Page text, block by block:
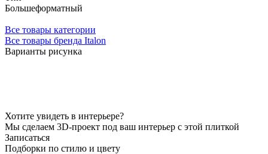
Большеформатный
Все товары категории
Все товары бренда Italon
Варианты рисунка
Хотите увидеть в интерьере?
Мы сделаем 3D-проект под ваш интерьер с этой плиткой
Записаться
Подборки по стилю и цвету